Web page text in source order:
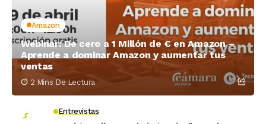
Amazon
Webinar: De cero a 1 Millón de € en Amazon –
Aprende a dominar Amazon y aumentar tus
ventas
2 Mins De Lectura
Entrevistas